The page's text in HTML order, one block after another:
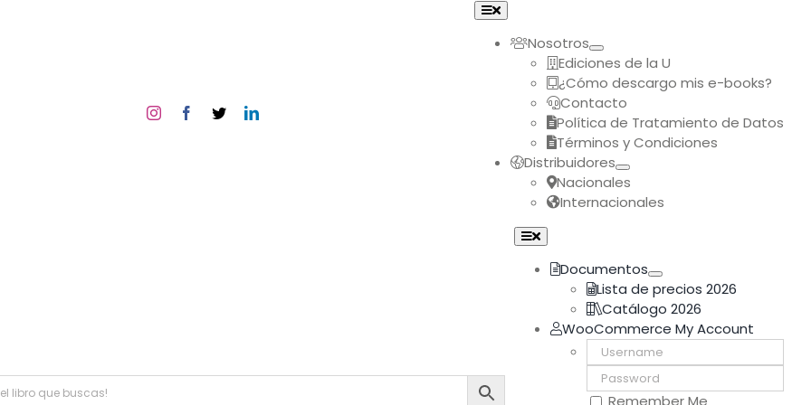
Toggle
Navigation
Nosotros
Ediciones de la U
¿Cómo descargo mis e-books?
Contacto
Política de Tratamiento de Datos
Términos y Condiciones
Distribuidores
Nacionales
Internacionales
Toggle
Navigation
Documentos
Lista de precios 2026
Catálogo 2026
WooCommerce My Account
Username:
Password:
Remember Me